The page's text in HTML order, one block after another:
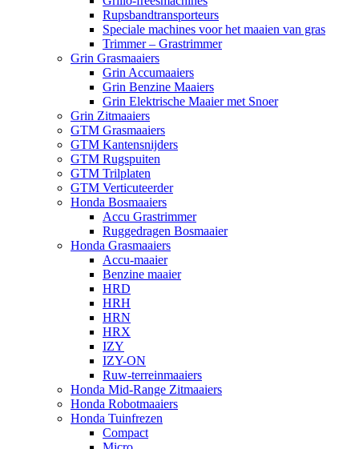
Rupsbandtransporteurs
Speciale machines voor het maaien van gras
Trimmer – Grastrimmer
Grin Grasmaaiers
Grin Accumaaiers
Grin Benzine Maaiers
Grin Elektrische Maaier met Snoer
Grin Zitmaaiers
GTM Grasmaaiers
GTM Kantensnijders
GTM Rugspuiten
GTM Trilplaten
GTM Verticuteerder
Honda Bosmaaiers
Accu Grastrimmer
Ruggedragen Bosmaaier
Honda Grasmaaiers
Accu-maaier
Benzine maaier
HRD
HRH
HRN
HRX
IZY
IZY-ON
Ruw-terreinmaaiers
Honda Mid-Range Zitmaaiers
Honda Robotmaaiers
Honda Tuinfrezen
Compact